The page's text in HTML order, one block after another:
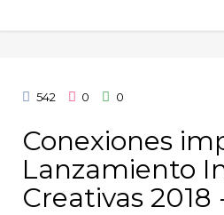
542 0 0
Conexiones
Lanzamiento
Creativas 2018